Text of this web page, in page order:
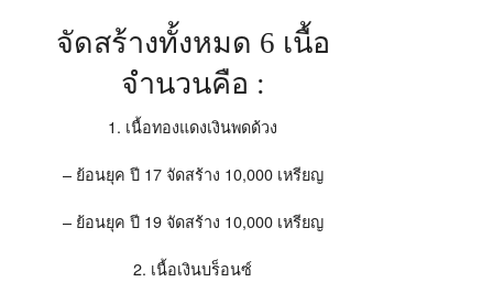
จัดสร้างทั้งหมด 6 เนื้อ
จำนวนคือ :
1. เนื้อทองแดงเงินพดด้วง
– ย้อนยุค ปี 17 จัดสร้าง 10,000 เหรียญ
– ย้อนยุค ปี 19 จัดสร้าง 10,000 เหรียญ
2. เนื้อเงินบร็อนซ์